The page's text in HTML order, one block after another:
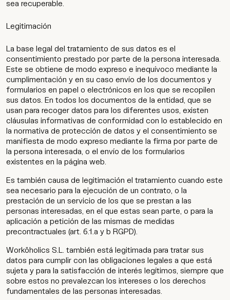
sea recuperable.
Legitimación
La base legal del tratamiento de sus datos es el
consentimiento prestado por parte de la persona interesada.
Este se obtiene de modo expreso e inequívoco mediante la
cumplimentación y en su caso envío de los documentos y
formularios en papel o electrónicos en los que se recopilen
sus datos. En todos los documentos de la entidad, que se
usan para recoger datos para los diferentes usos, existen
cláusulas informativas de conformidad con lo establecido en
la normativa de protección de datos y el consentimiento se
manifiesta de modo expreso mediante la firma por parte de
la persona interesada, o el envío de los formularios
existentes en la página web.
Es también causa de legitimación el tratamiento cuando este
sea necesario para la ejecución de un contrato, o la
prestación de un servicio de los que se prestan a las
personas interesadas, en el que estas sean parte, o para la
aplicación a petición de las mismas de medidas
precontractuales (art. 6.1.a y b RGPD).
Worköholics S.L. también está legitimada para tratar sus
datos para cumplir con las obligaciones legales a que está
sujeta y para la satisfacción de interés legítimos, siempre que
sobre estos no prevalezcan los intereses o los derechos
fundamentales de las personas interesadas.